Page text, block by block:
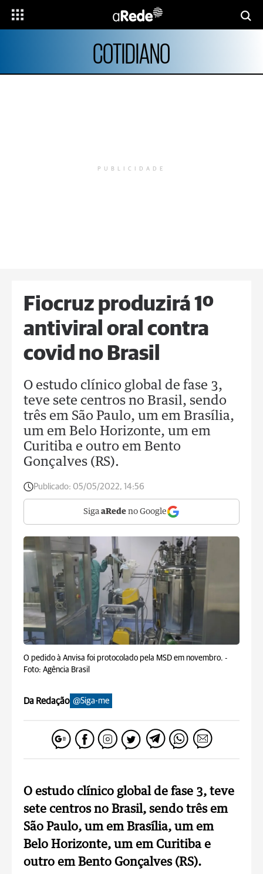
COTIDIANO
PUBLICIDADE
Fiocruz produzirá 1º
antiviral oral contra
covid no Brasil
O estudo clínico global de fase 3,
teve sete centros no Brasil, sendo
três em São Paulo, um em Brasília,
um em Belo Horizonte, um em
Curitiba e outro em Bento
Gonçalves (RS).
Publicado: 05/05/2022, 14:56
Siga aRede no Google
O pedido à Anvisa foi protocolado pela MSD em novembro. -
Foto: Agência Brasil
Da Redação @Siga-me
O estudo clínico global de fase 3, teve
sete centros no Brasil, sendo três em
São Paulo, um em Brasília, um em
Belo Horizonte, um em Curitiba e
outro em Bento Gonçalves (RS).